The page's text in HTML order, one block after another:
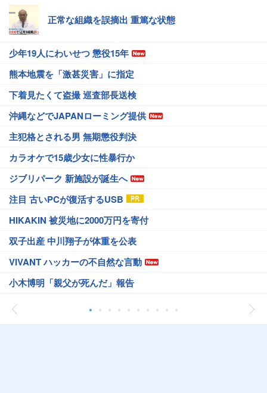
正常な組織を誤摘出 重篤な状態
少年19人にわいせつ 懲役15年
熊本地震を「激甚災害」に指定
下着見たくて盗撮 巡査部長送検
沖縄などでJAPANローミング提供
主犯格とされる男 無期懲役判決
カラオケで15歳少女に性暴行か
ジブリパーク 新施設が誕生へ
注目 古いPCが復活するUSB
HIKAKIN 被災地に2000万円を寄付
双子出産 中川翔子が体重を公表
VIVANT ハッカーの不自然な言動
小木博明「親父が死んだ」報告